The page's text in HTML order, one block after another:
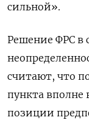
сильной».
Решение ФРС в
считают, что
пункта вполне
позиции